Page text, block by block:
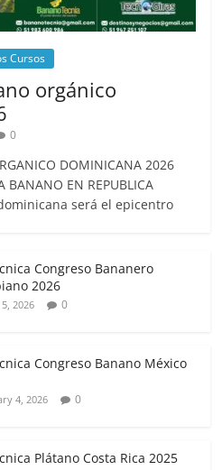
Cursos
orgánico
0
DOMINICANA 2026
BANANO EN REPUBLICA
será el epicentro
Congreso Bananero
2026
2026 0
Congreso Banano México
4, 2026 0
Plátano Costa Rica 2025